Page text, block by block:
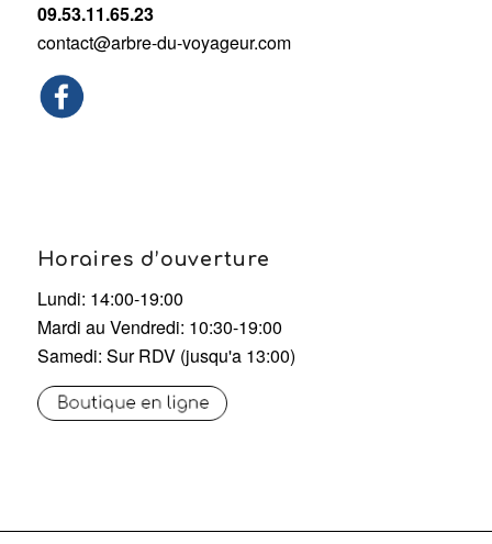
09.53.11.65.23
contact@arbre-du-voyageur.com
Horaires d’ouverture
Lundi: 14:00-19:00
Mardi au Vendredi: 10:30-19:00
Samedi: Sur RDV (jusqu'a 13:00)